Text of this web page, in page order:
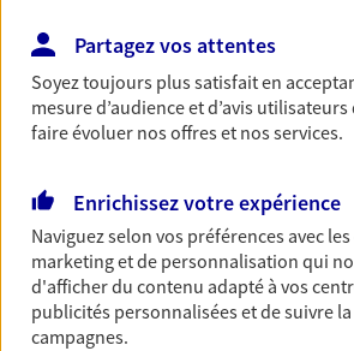
Vincent Vergnier
Mandataire d'Assurance
Protection
06 86 50 19 58
NOUS CONTACTER
Partagez vos attentes
Soyez toujours plus satisfait en
mesure d’audience et d’avis
faire évoluer nos offres et nos services.
Enrichissez votre expérience
Naviguez selon vos préférences avec les
marketing et de personnalisation qui
d'afficher du contenu adapté à vos
publicités personnalisées et de suivre
campagnes.